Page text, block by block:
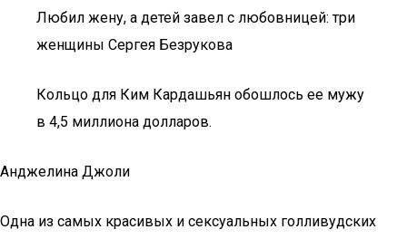
Любил жену, а детей завел с любовницей: три
женщины Сергея Безрукова
Кольцо для Ким Кардашьян обошлось ее мужу
в 4,5 миллиона долларов.
Анджелина Джоли
Одна из самых красивых и сексуальных голливудских